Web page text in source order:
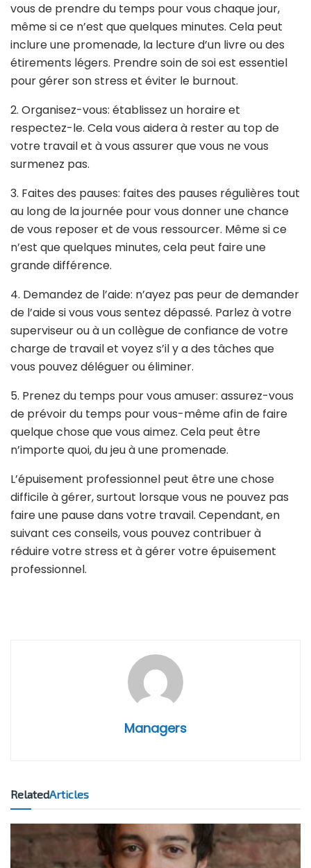
vous de prendre du temps pour vous chaque jour,
même si ce n’est que quelques minutes. Cela peut
inclure une promenade, la lecture d’un livre ou des
étirements légers. Prendre soin de soi est essentiel
pour gérer son stress et éviter le burnout.
2. Organisez-vous: établissez un horaire et
respectez-le. Cela vous aidera à rester au top de
votre travail et à vous assurer que vous ne vous
surmenez pas.
3. Faites des pauses: faites des pauses régulières tout
au long de la journée pour vous donner une chance
de vous reposer et de vous ressourcer. Même si ce
n’est que quelques minutes, cela peut faire une
grande différence.
4. Demandez de l’aide: n’ayez pas peur de demander
de l’aide si vous vous sentez dépassé. Parlez à votre
superviseur ou à un collègue de confiance de votre
charge de travail et voyez s’il y a des tâches que
vous pouvez déléguer ou éliminer.
5. Prenez du temps pour vous amuser: assurez-vous
de prévoir du temps pour vous-même afin de faire
quelque chose que vous aimez. Cela peut être
n’importe quoi, du jeu à une promenade.
L’épuisement professionnel peut être une chose
difficile à gérer, surtout lorsque vous ne pouvez pas
faire une pause dans votre travail. Cependant, en
suivant ces conseils, vous pouvez contribuer à
réduire votre stress et à gérer votre épuisement
professionnel.
Managers
RelatedArticles